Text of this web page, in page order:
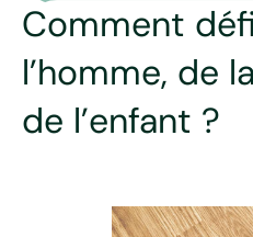
Comment
l’homme, de
de l’enfant ?